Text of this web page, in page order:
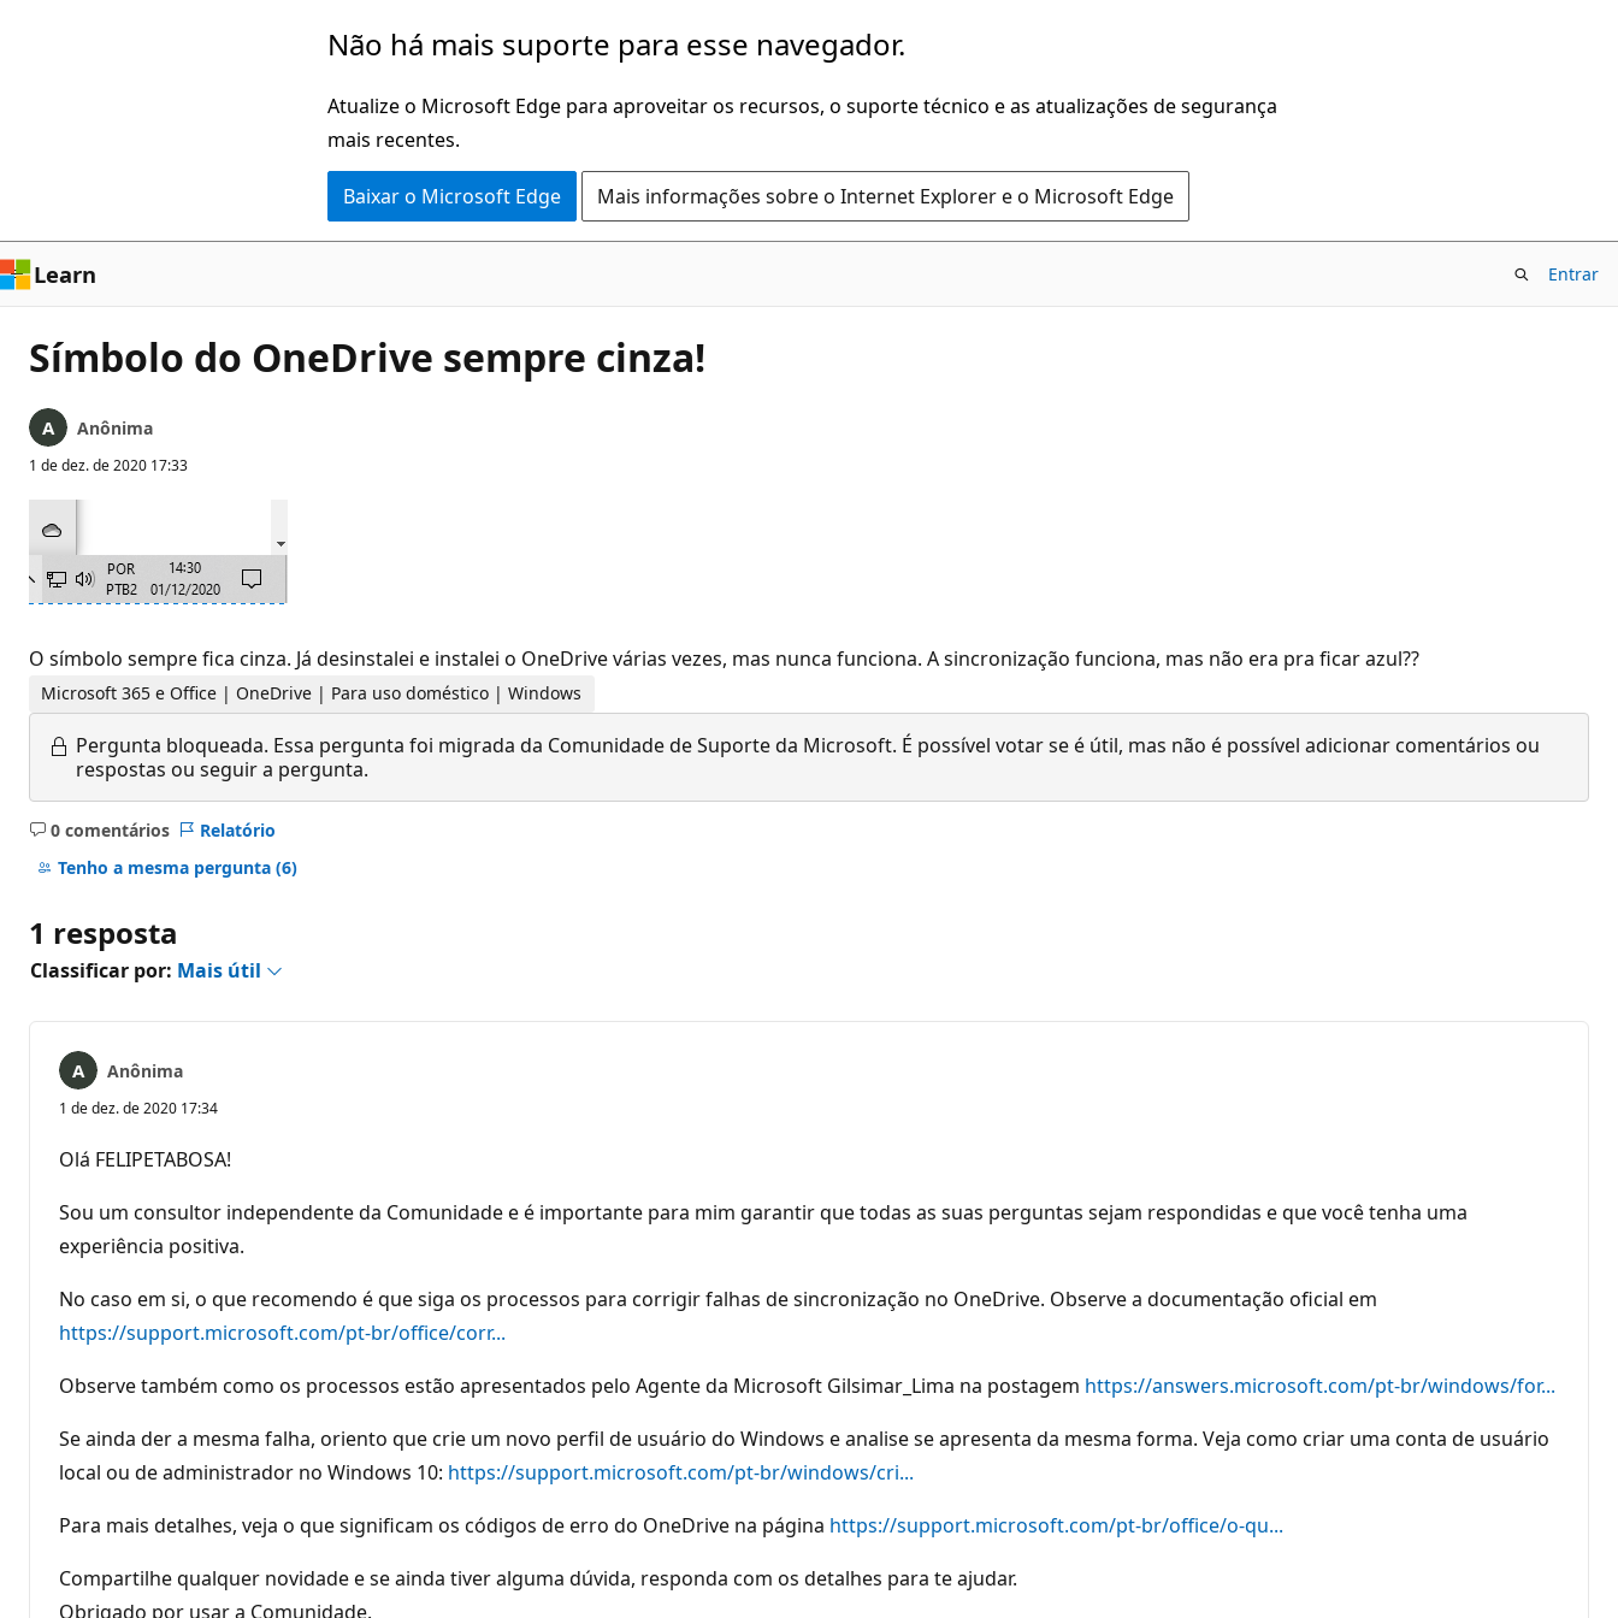
Não há mais suporte para esse navegador.
Atualize o Microsoft Edge para aproveitar os recursos, o suporte técnico e as atualizações de segurança
mais recentes.
Baixar o Microsoft Edge Mais informações sobre o Internet Explorer e o Microsoft Edge
Learn Entrar
Símbolo do OneDrive sempre cinza!
Anônima
1 de dez. de 2020 17:33
O símbolo sempre fica cinza. Já desinstalei e instalei o OneDrive várias vezes, mas nunca funciona. A sincronização funciona, mas não era pra ficar azul??
Microsoft 365 e Office | OneDrive | Para uso doméstico | Windows
Pergunta bloqueada. Essa pergunta foi migrada da Comunidade de Suporte da Microsoft. É possível votar se é útil, mas não é possível adicionar comentários ou
respostas ou seguir a pergunta.
0 comentários
Sem
comentários
Relatório
Tenho a mesma pergunta (6)
1 resposta
Classificar por: Mais útil
Anônima
1 de dez. de 2020 17:34
Olá FELIPETABOSA!
Sou um consultor independente da Comunidade e é importante para mim garantir que todas as suas perguntas sejam respondidas e que você tenha uma
experiência positiva.
No caso em si, o que recomendo é que siga os processos para corrigir falhas de sincronização no OneDrive. Observe a documentação oficial em
https://support.microsoft.com/pt-br/office/corr...
Observe também como os processos estão apresentados pelo Agente da Microsoft Gilsimar_Lima na postagem https://answers.microsoft.com/pt-br/windows/for...
Se ainda der a mesma falha, oriento que crie um novo perfil de usuário do Windows e analise se apresenta da mesma forma. Veja como criar uma conta de usuário
local ou de administrador no Windows 10: https://support.microsoft.com/pt-br/windows/cri...
Para mais detalhes, veja o que significam os códigos de erro do OneDrive na página https://support.microsoft.com/pt-br/office/o-qu...
Compartilhe qualquer novidade e se ainda tiver alguma dúvida, responda com os detalhes para te ajudar.
Obrigado por usar a Comunidade.